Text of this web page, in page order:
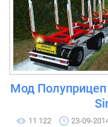
Мод Полуприцеп
11 122 23-09-